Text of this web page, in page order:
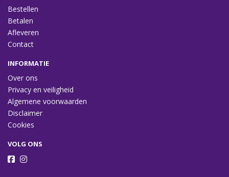
Bestellen
Betalen
Afleveren
Contact
INFORMATIE
Over ons
Privacy en veiligheid
Algemene voorwaarden
Disclaimer
Cookies
VOLG ONS